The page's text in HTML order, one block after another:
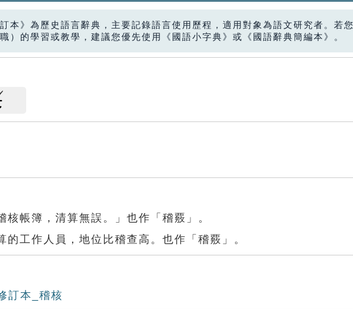
訂本》為歷史語言辭典，主要記錄語言使用歷程，適用對象為語文研究者。若
）的學習或教學，建議您優先使用《國語小字典》或《國語辭典簡編本》。
核帳簿，清算無誤。」也作「稽覈」。
的工作人員，地位比稽查高。也作「稽覈」。
訂本_稽核